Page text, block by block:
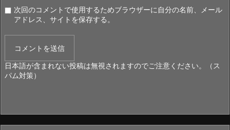
次回のコメントで使用するためブラウザーに自分の名前、メール
アドレス、サイトを保存する。
日本語が含まれない投稿は無視されますのでご注意ください。（ス
パム対策）